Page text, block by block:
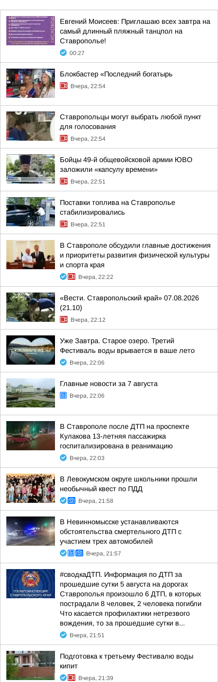
Евгений Моисеев: Приглашаю всех завтра на
самый длинный пляжный танцпол на
Ставрополье!
00:27
Блокбастер «Последний богатырь
Вчера, 22:54
Ставропольцы могут выбрать любой пункт
для голосования
Вчера, 22:54
Бойцы 49-й общевойсковой армии ЮВО
заложили «капсулу времени»
Вчера, 22:51
Поставки топлива на Ставрополье
стабилизировались
Вчера, 22:51
В Ставрополе обсудили главные достижения
и приоритеты развития физической культуры
и спорта края
Вчера, 22:22
«Вести. Ставропольский край» 07.08.2026
(21.10)
Вчера, 22:12
Уже Завтра. Старое озеро. Третий
Фестиваль воды врывается в ваше лето
Вчера, 22:06
Главные новости за 7 августа
Вчера, 22:06
В Ставрополе после ДТП на проспекте
Кулакова 13-летняя пассажирка
госпитализирована в реанимацию
Вчера, 22:03
В Левокумском округе школьники прошли
необычный квест по ПДД
Вчера, 21:58
В Невинномысске устанавливаются
обстоятельства смертельного ДТП с
участием трех автомобилей
Вчера, 21:57
#сводкаДТП. Информация по ДТП за
прошедшие сутки 5 августа на дорогах
Ставрополья произошло 6 ДТП, в которых
пострадали 8 человек, 2 человека погибли
Что касается профилактики нетрезвого
вождения, то за прошедшие сутки в...
Вчера, 21:51
Подготовка к третьему Фестивалю воды
кипит
Вчера, 21:39